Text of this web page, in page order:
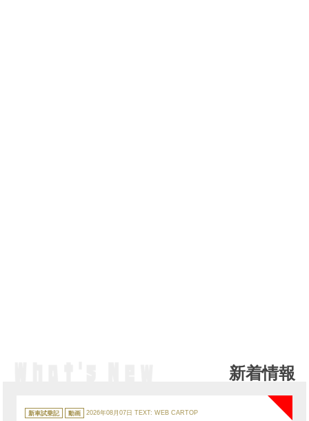
新着情報
テ
ゴ
新車試乗記 動画 2026年08月07日 TEXT: WEB CARTOP
NEW